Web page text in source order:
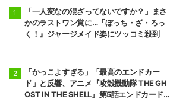
「一人変なの混ざってないですか？」まさ
かのラストワン賞に…『ぼっち・ざ・ろっ
く！』ジャージメイド姿にツッコミ殺到
「かっこよすぎる」「最高のエンドカー
ド」と反響、アニメ『攻殻機動隊 THE GH
OST IN THE SHELL』第5話エンドカード公